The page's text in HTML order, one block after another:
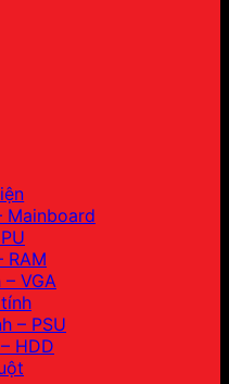
Mainboard
RAM
VGA
– PSU
HDD